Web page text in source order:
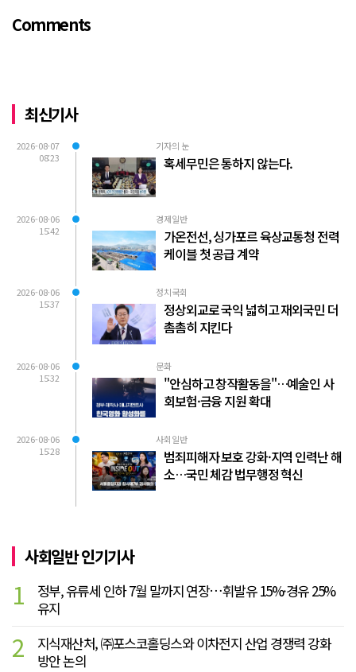
Comments
최신기사
2026-08-07
08:23
기자의 눈
혹세무민은 통하지 않는다.
2026-08-06
15:42
경제일반
가온전선, 싱가포르 육상교통청 전력
케이블 첫 공급 계약
2026-08-06
15:37
정치국회
정상외교로 국익 넓히고 재외국민 더
촘촘히 지킨다
2026-08-06
15:32
문화
"안심하고 창작활동을"…예술인 사
회보험·금융 지원 확대
2026-08-06
15:28
사회일반
범죄피해자 보호 강화·지역 인력난 해
소…국민 체감 법무행정 혁신
사회일반 인기기사
1
정부, 유류세 인하 7월 말까지 연장…휘발유 15%·경유 25%
유지
2
지식재산처, ㈜포스코홀딩스와 이차전지 산업 경쟁력 강화
방안 논의